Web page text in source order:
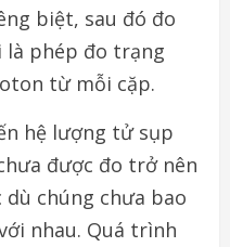
biệt, sau đó đo
phép đo trạng
từ mỗi cặp.
hệ lượng tử sụp
được đo trở nên
chúng chưa bao
nhau. Quá trình